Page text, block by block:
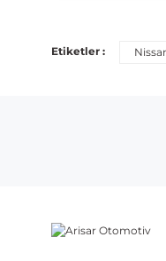
Araç
Etiketler :